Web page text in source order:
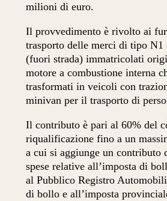
milioni di euro.
Il provvedimento è rivolto ai
trasporto delle merci di tipo N1
(fuori strada) immatricolati
motore a combustione interna
trasformati in veicoli con
minivan per il trasporto di
Il contributo è pari al 60% del
riqualificazione fino a un
a cui si aggiunge un contributo
spese relative all’imposta di
al Pubblico Registro
di bollo e all’imposta